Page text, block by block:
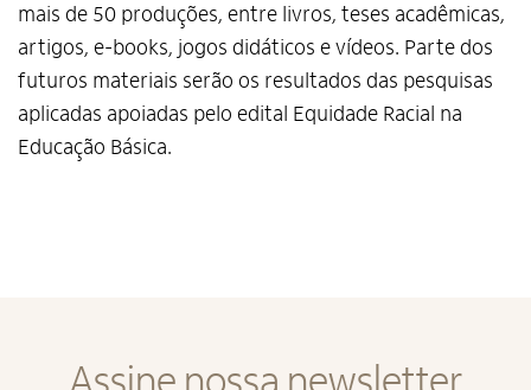
Alto Contraste
Termos de Uso e Política de
Privacidade
mais de 50 produções, entre livros, teses acadêmicas,
artigos, e-books, jogos didáticos e vídeos. Parte dos
futuros materiais serão os resultados das pesquisas
aplicadas apoiadas pelo edital Equidade Racial na
Educação Básica.